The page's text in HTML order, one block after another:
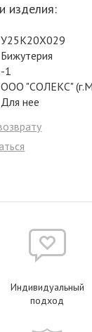
изделия:
У25К20X029
Бижутерия
-1
ООО "СОЛЕКС"
Для нее
Индивидуальный
подход